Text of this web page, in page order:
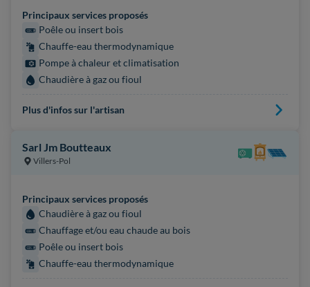
Principaux services proposés
Poêle ou insert bois
Chauffe-eau thermodynamique
Pompe à chaleur et climatisation
Chaudière à gaz ou fioul
Plus d'infos sur l'artisan
Sarl Jm Boutteaux
Villers-Pol
Principaux services proposés
Chaudière à gaz ou fioul
Chauffage et/ou eau chaude au bois
Poêle ou insert bois
Chauffe-eau thermodynamique